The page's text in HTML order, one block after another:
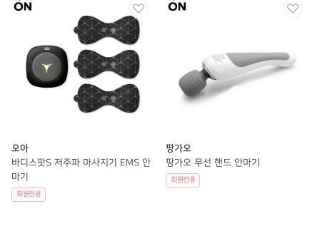
오아
바디스팟S 저주파 마사지기 EMS 안
마기
회원전용
팡가오
팡가오 무선 핸드 안마기
회원전용